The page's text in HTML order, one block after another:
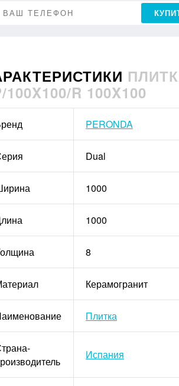
100X100/R 100X100
PERONDA
Dual
1000
1000
8
Керамогранит
Плитка
Испания